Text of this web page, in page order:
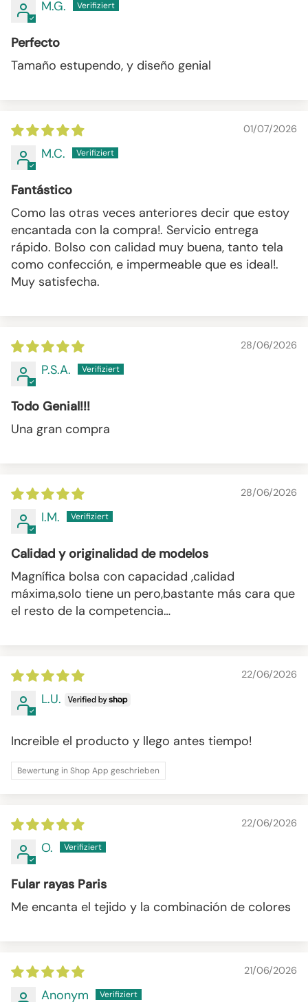
M.G.
Perfecto
Tamaño estupendo, y diseño genial
01/07/2026
M.C.
Fantástico
Como las otras veces anteriores decir que estoy
encantada con la compra!. Servicio entrega
rápido. Bolso con calidad muy buena, tanto tela
como confección, e impermeable que es ideal!.
Muy satisfecha.
28/06/2026
P.S.A.
Todo Genial!!!
Una gran compra
28/06/2026
I.M.
Calidad y originalidad de modelos
Magnífica bolsa con capacidad ,calidad
máxima,solo tiene un pero,bastante más cara que
el resto de la competencia…
22/06/2026
L.U.
Increible el producto y llego antes tiempo!
Bewertung in Shop App geschrieben
22/06/2026
O.
Fular rayas Paris
Me encanta el tejido y la combinación de colores
21/06/2026
Anonym